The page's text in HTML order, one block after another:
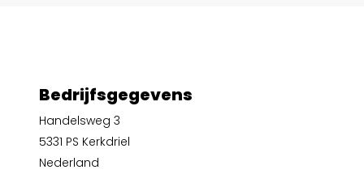
Bedrijfsgegevens
Handelsweg 3
5331 PS Kerkdriel
Nederland